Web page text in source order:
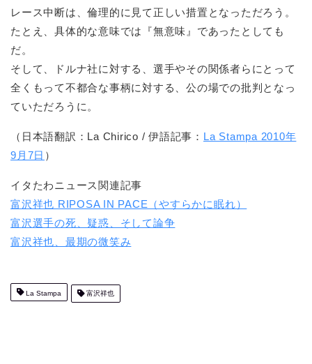
レース中断は、倫理的に見て正しい措置となっただろう。
たとえ、具体的な意味では『無意味』であったとしても
だ。
そして、ドルナ社に対する、選手やその関係者らにとって
全くもって不都合な事柄に対する、公の場での批判となっ
ていただろうに。
（日本語翻訳：La Chirico / 伊語記事： La Stampa 2010年
9月7日 ）
イタたわニュース関連記事
富沢祥也 RIPOSA IN PACE（やすらかに眠れ）
富沢選手の死、疑惑、そして論争
富沢祥也、最期の微笑み
La Stampa 富沢祥也